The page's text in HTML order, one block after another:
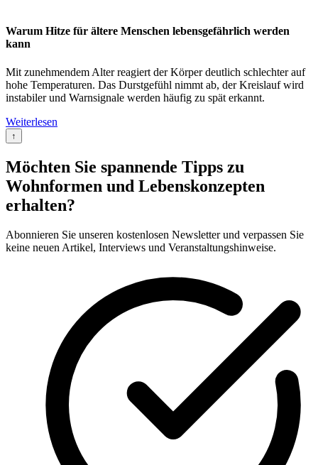
Warum Hitze für ältere Menschen lebensgefährlich werden
kann
Mit zunehmendem Alter reagiert der Körper deutlich schlechter auf
hohe Temperaturen. Das Durstgefühl nimmt ab, der Kreislauf wird
instabiler und Warnsignale werden häufig zu spät erkannt.
Weiterlesen
↑
Möchten Sie spannende Tipps zu
Wohnformen und Lebenskonzepten
erhalten?
Abonnieren Sie unseren kostenlosen Newsletter und verpassen Sie
keine neuen Artikel, Interviews und Veranstaltungshinweise.